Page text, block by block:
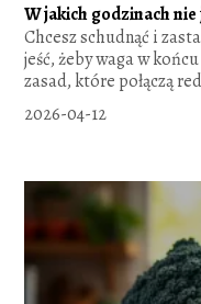
W jakich godzinach nie
Chcesz schudnąć i
jeść, żeby waga w
zasad, które połączą
2026-04-12